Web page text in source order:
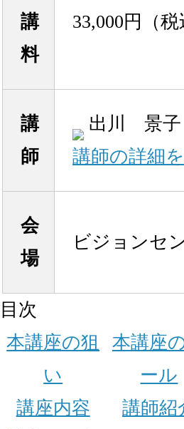
講
料
33,000円（税
講
師
出川 景子
講師の詳細
会
場
ビジョンセ
目次
本講座の狙
い
本講座
ール
講座内容 講師紹